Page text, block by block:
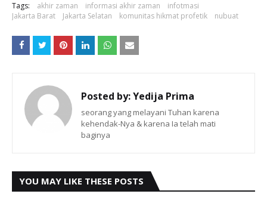
Tags: akhir zaman informasi akhir zaman
infotmasi
Jakarta Barat
Jakarta Selatan komunitas hikmat profetik nubuat
Posted by:Yedija Prima
seorang yang melayani Tuhan karena
kehendak-Nya & karena Ia telah mati
baginya
YOU MAY LIKE THESE POSTS